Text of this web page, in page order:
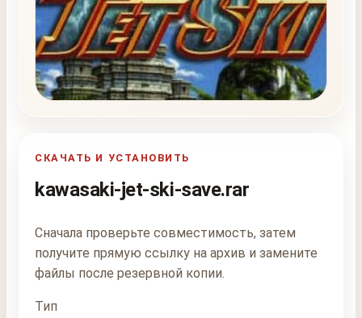
СКАЧАТЬ И УСТАНОВИТЬ
kawasaki-jet-ski-save.rar
Сначала проверьте совместимость, затем
получите прямую ссылку на архив и замените
файлы после резервной копии.
Тип